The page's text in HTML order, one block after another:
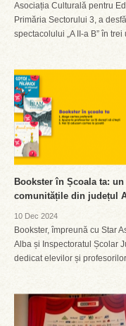
Asociația Culturală pentru
Primăria Sectorului 3, a
spectacolului „A II-a B” în
Bookster în Școala ta:
comunitățile din județul
10 Dec 2024
Bookster, împreună cu Star
Alba și Inspectoratul Școlar
dedicat elevilor și